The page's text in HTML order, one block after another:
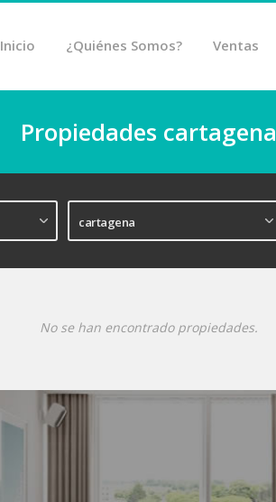
Inicio ¿Quiénes Somos? Ventas
Propiedades cartagena
No se han encontrado propiedades.